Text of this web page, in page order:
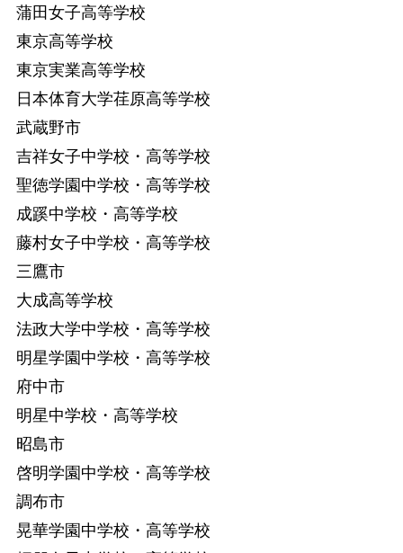
蒲田女子高等学校
東京高等学校
東京実業高等学校
日本体育大学荏原高等学校
武蔵野市
吉祥女子中学校・高等学校
聖徳学園中学校・高等学校
成蹊中学校・高等学校
藤村女子中学校・高等学校
三鷹市
大成高等学校
法政大学中学校・高等学校
明星学園中学校・高等学校
府中市
明星中学校・高等学校
昭島市
啓明学園中学校・高等学校
調布市
晃華学園中学校・高等学校